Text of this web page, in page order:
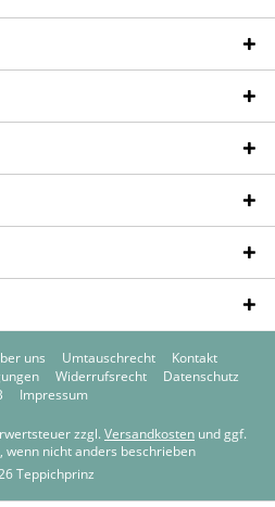
uns Umtauschrecht
Kontakt
Widerrufsrecht
Datenschutz
Impressum
zzgl. Versandkosten und ggf.
wenn nicht anders beschrieben
Teppichprinz